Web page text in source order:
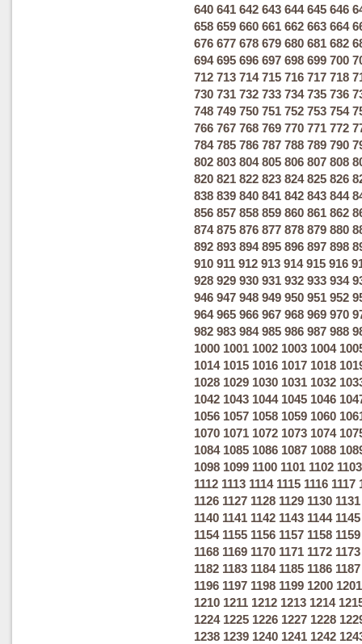
640 641 642 643 644 645 646
658 659 660 661 662 663 664
676 677 678 679 680 681 682
694 695 696 697 698 699 700
712 713 714 715 716 717 718
730 731 732 733 734 735 736
748 749 750 751 752 753 754
766 767 768 769 770 771 772
784 785 786 787 788 789 790
802 803 804 805 806 807 808
820 821 822 823 824 825 826
838 839 840 841 842 843 844
856 857 858 859 860 861 862
874 875 876 877 878 879 880
892 893 894 895 896 897 898
910 911 912 913 914 915 916
928 929 930 931 932 933 934
946 947 948 949 950 951 952
964 965 966 967 968 969 970
982 983 984 985 986 987 988
1000 1001 1002 1003 1004
1014 1015 1016 1017 1018
1028 1029 1030 1031 1032
1042 1043 1044 1045 1046
1056 1057 1058 1059 1060
1070 1071 1072 1073 1074
1084 1085 1086 1087 1088
1098 1099 1100 1101 1102 1103
1112 1113 1114 1115 1116 1117
1126 1127 1128 1129 1130 1131
1140 1141 1142 1143 1144 1145
1154 1155 1156 1157 1158 1159
1168 1169 1170 1171 1172 1173
1182 1183 1184 1185 1186 1187
1196 1197 1198 1199 1200 1201
1210 1211 1212 1213 1214
1224 1225 1226 1227 1228
1238 1239 1240 1241 1242